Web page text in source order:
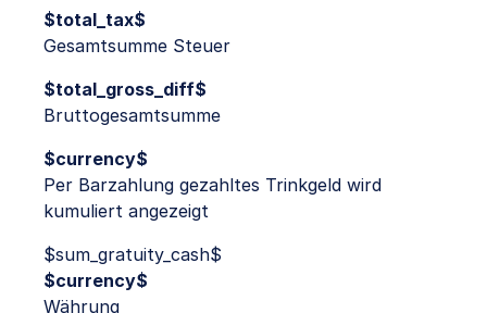
$total_tax$
Gesamtsumme Steuer
$total_gross_diff$
Bruttogesamtsumme
$currency$
Per Barzahlung gezahltes Trinkgeld wird
kumuliert angezeigt
$sum_gratuity_cash$
$currency$
Währung